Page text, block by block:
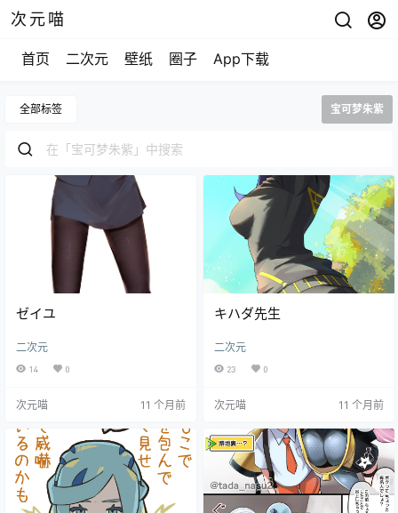
次元喵
首页 二次元 壁纸 圈子 App下载
全部标签 宝可梦朱紫
ゼイユ
二次元
14 0
次元喵 11 个月前
キハダ先生
二次元
23 0
次元喵 11 个月前